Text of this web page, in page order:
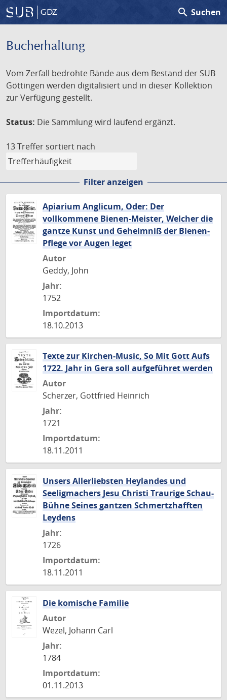
GDZ search Suchen
Bucherhaltung
Vom Zerfall bedrohte Bände aus dem Bestand der SUB
Göttingen werden digitalisiert und in dieser Kollektion
zur Verfügung gestellt.
Status: Die Sammlung wird laufend ergänzt.
13 Treffer sortiert nach
Filter anzeigen
Apiarium Anglicum, Oder: Der
vollkommene Bienen-Meister, Welcher die
gantze Kunst und Geheimniß der Bienen-
Pflege vor Augen leget
Autor
Geddy, John
Jahr:
1752
Importdatum:
18.10.2013
Texte zur Kirchen-Music, So Mit Gott Aufs
1722. Jahr in Gera soll aufgeführet werden
Autor
Scherzer, Gottfried Heinrich
Jahr:
1721
Importdatum:
18.11.2011
Unsers Allerliebsten Heylandes und
Seeligmachers Jesu Christi Traurige Schau-
Bühne Seines gantzen Schmertzhafften
Leydens
Jahr:
1726
Importdatum:
18.11.2011
Die komische Familie
Autor
Wezel, Johann Carl
Jahr:
1784
Importdatum:
01.11.2013